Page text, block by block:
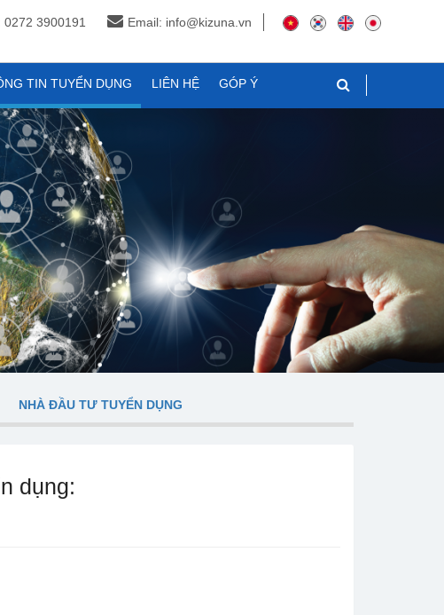
0272 3900191 Email: info@kizuna.vn
TIN TUYỂN DỤNG LIÊN HỆ GÓP Ý
NHÀ ĐẦU TƯ TUYỂN DỤNG
dụng: